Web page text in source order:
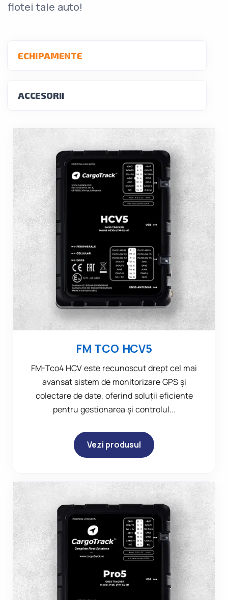
flotei tale auto!
ECHIPAMENTE
ACCESORII
FM TCO HCV5
FM-Tco4 HCV este recunoscut drept cel mai
avansat sistem de monitorizare GPS și
colectare de date, oferind soluții eficiente
pentru gestionarea și controlul...
Vezi produsul